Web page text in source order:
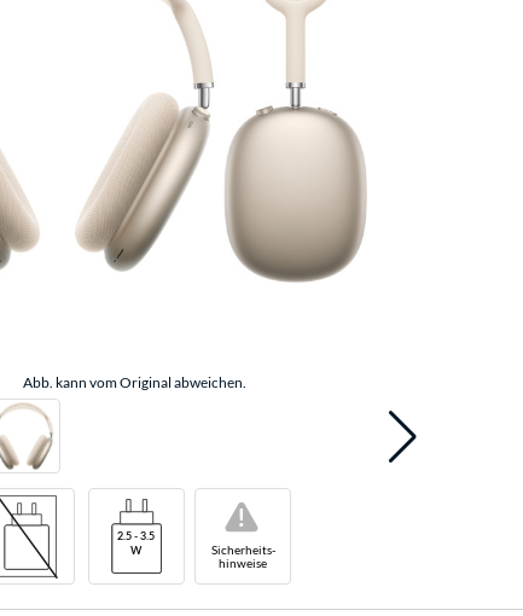
Abb. kann vom Original abweichen.
Sicherheits-
hinweise
!